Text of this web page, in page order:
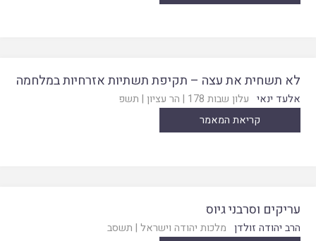
לא תשחית את עצה – תקיפת תשתיות אזרחיות במלחמה
אלעד ינאי עלון שבות 178 | הר עציון | תשפ
קריאת המאמר
עריקים וסרבני גיוס
הרב יהודה זולדן מלכות יהודה וישראל | תשסב